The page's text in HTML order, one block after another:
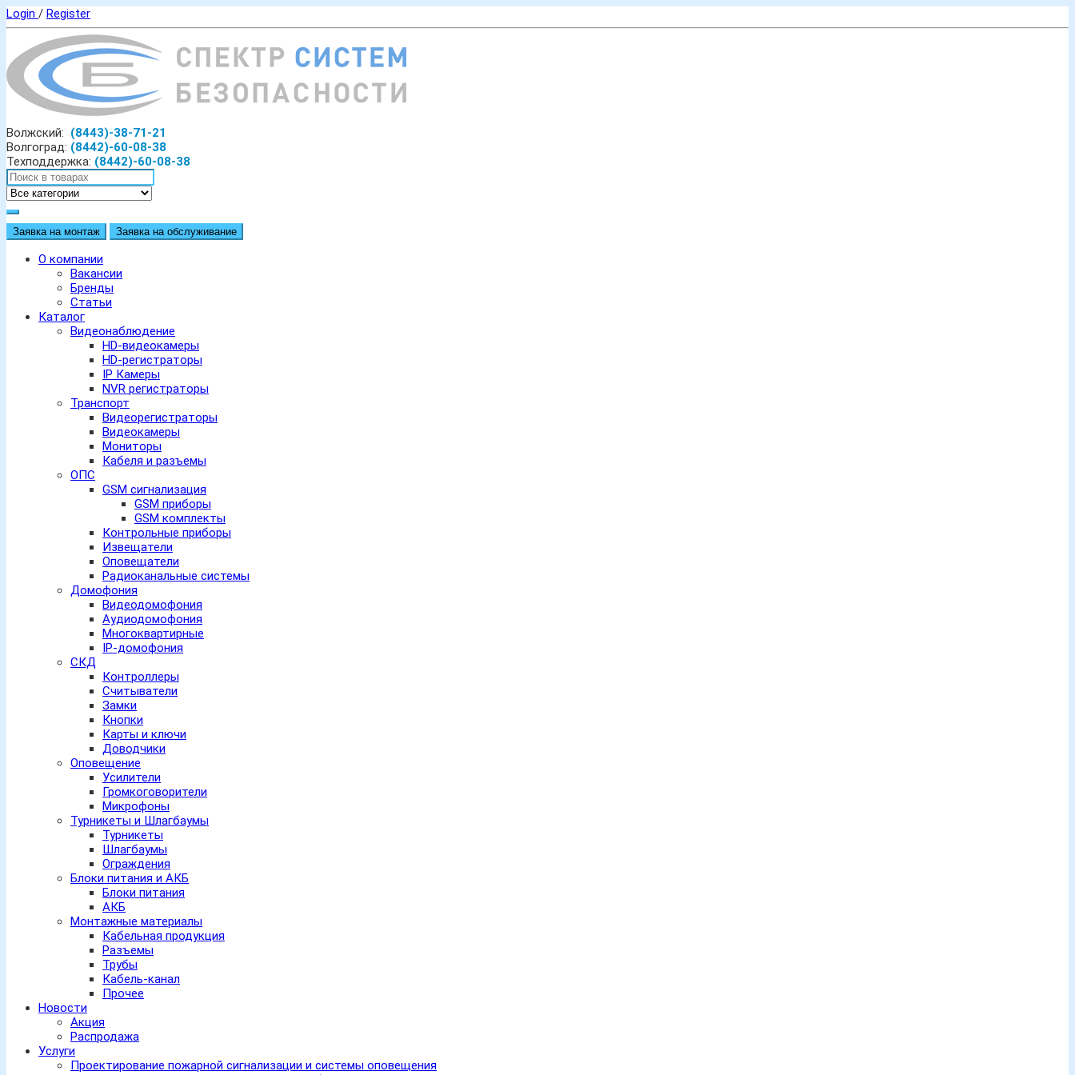
Login / Register
Волжский: (8443)-38-71-21
Волгоград: (8442)-60-08-38
Техподдержка: (8442)-60-08-38
Заявка на монтаж Заявка на обслуживание
О компании
Вакансии
Бренды
Статьи
Каталог
Видеонаблюдение
HD-видеокамеры
HD-регистраторы
IP Камеры
NVR регистраторы
Транспорт
Видеорегистраторы
Видеокамеры
Мониторы
Кабеля и разъемы
ОПС
GSM сигнализация
GSM приборы
GSM комплекты
Контрольные приборы
Извещатели
Оповещатели
Радиоканальные системы
Домофония
Видеодомофония
Аудиодомофония
Многоквартирные
IP-домофония
СКД
Контроллеры
Считыватели
Замки
Кнопки
Карты и ключи
Доводчики
Оповещение
Усилители
Громкоговорители
Микрофоны
Турникеты и Шлагбаумы
Турникеты
Шлагбаумы
Ограждения
Блоки питания и АКБ
Блоки питания
АКБ
Монтажные материалы
Кабельная продукция
Разъемы
Трубы
Кабель-канал
Прочее
Новости
Акция
Распродажа
Услуги
Проектирование пожарной сигнализации и системы оповещения